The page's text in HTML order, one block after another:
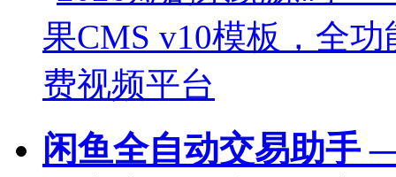
闲鱼全自动交易助手